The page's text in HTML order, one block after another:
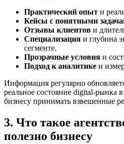
Практический опыт и
Кейсы с понятными
Отзывы клиентов и
Специализация и глубина
сегменте.
Прозрачные условия и
Подход к аналитике и
Информация регулярно
реальное состояние digital-рынка
бизнесу принимать взвешенные
3. Что такое
полезно бизнесу